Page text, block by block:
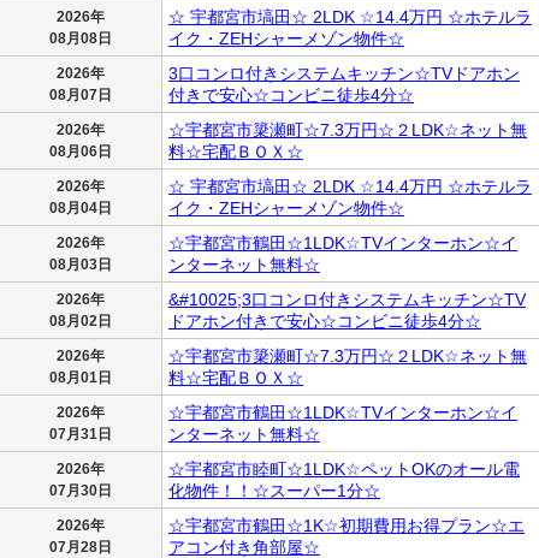
2026年
08月08日
☆ 宇都宮市塙田☆ 2LDK ☆14.4万円 ☆ホテルラ
イク・ZEHシャーメゾン物件☆
2026年
08月07日
3口コンロ付きシステムキッチン☆TVドアホン
付きで安心☆コンビニ徒歩4分☆
2026年
08月06日
☆宇都宮市簗瀬町☆7.3万円☆２LDK☆ネット無
料☆宅配ＢＯＸ☆
2026年
08月04日
☆ 宇都宮市塙田☆ 2LDK ☆14.4万円 ☆ホテルラ
イク・ZEHシャーメゾン物件☆
2026年
08月03日
☆宇都宮市鶴田☆1LDK☆TVインターホン☆イ
ンターネット無料☆
2026年
08月02日
&#10025;3口コンロ付きシステムキッチン☆TV
ドアホン付きで安心☆コンビニ徒歩4分☆
2026年
08月01日
☆宇都宮市簗瀬町☆7.3万円☆２LDK☆ネット無
料☆宅配ＢＯＸ☆
2026年
07月31日
☆宇都宮市鶴田☆1LDK☆TVインターホン☆イ
ンターネット無料☆
2026年
07月30日
☆宇都宮市睦町☆1LDK☆ペットOKのオール電
化物件！！☆スーパー1分☆
2026年
07月28日
☆宇都宮市鶴田☆1K☆初期費用お得プラン☆エ
アコン付き角部屋☆